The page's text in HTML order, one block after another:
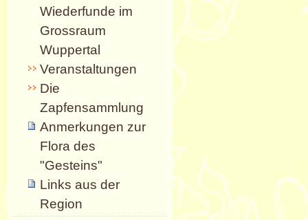
Wiederfunde im
Grossraum
Wuppertal
Veranstaltungen
Die
Zapfensammlung
Anmerkungen zur
Flora des
"Gesteins"
Links aus der
Region